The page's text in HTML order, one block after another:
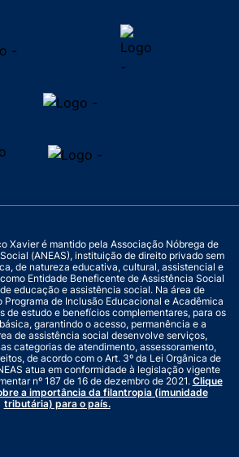
Xavier é mantido pela Associação Nóbrega de
(ANEAS), instituição de direito privado sem
de natureza educativa, cultural, assistencial e
Entidade Beneficente de Assistência Social
educação e assistência social. Na área de
de Inclusão Educacional e Acadêmica
de estudo e benefícios complementares, para os
garantindo o acesso, permanência e a
de assistência social desenvolve serviços,
categorias de atendimento, assessoramento,
de acordo com o Art. 3º da Lei Orgânica de
atua em conformidade à legislação vigente
nº 187 de 16 de dezembro de 2021. Clique
a importância da filantropia (imunidade
tributária) para o país.